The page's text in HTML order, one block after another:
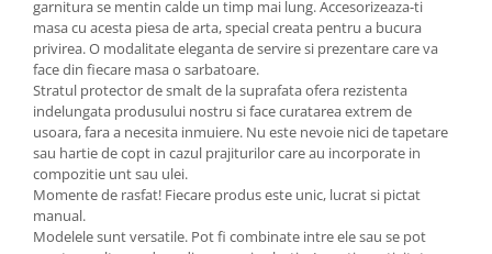
garnitura se mentin calde un timp mai lung. Accesorizeaza-ti
masa cu acesta piesa de arta, special creata pentru a bucura
privirea. O modalitate eleganta de servire si prezentare care va
face din fiecare masa o sarbatoare.
Stratul protector de smalt de la suprafata ofera rezistenta
indelungata produsului nostru si face curatarea extrem de
usoara, fara a necesita inmuiere. Nu este nevoie nici de tapetare
sau hartie de copt in cazul prajiturilor care au incorporate in
compozitie unt sau ulei.
Momente de rasfat! Fiecare produs este unic, lucrat si pictat
manual.
Modelele sunt versatile. Pot fi combinate intre ele sau se pot